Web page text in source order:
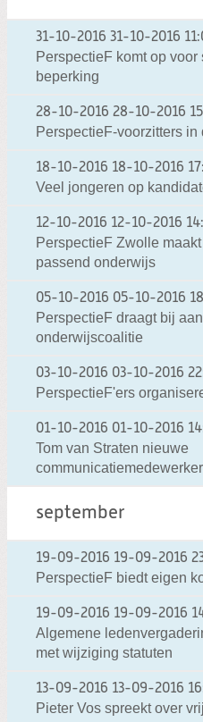
31-10-2016 31-10-2016
PerspectieF komt op voor
beperking
28-10-2016 28-10-2016
PerspectieF-voorzitters in
18-10-2016 18-10-2016
Veel jongeren op
12-10-2016 12-10-2016
PerspectieF Zwolle
passend onderwijs
05-10-2016 05-10-2016
PerspectieF draagt bij
onderwijscoalitie
03-10-2016 03-10-2016
PerspectieF'ers
01-10-2016 01-10-2016
Tom van Straten nieuwe
september
19-09-2016 19-09-2016
PerspectieF biedt eigen
19-09-2016 19-09-2016
Algemene
met wijziging statuten
13-09-2016 13-09-2016
Pieter Vos spreekt over